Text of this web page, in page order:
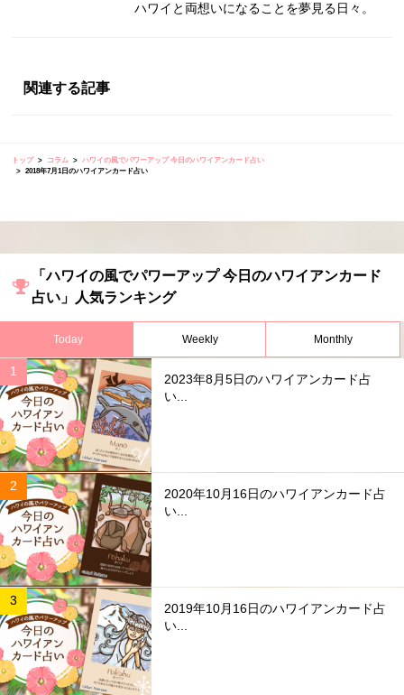
ハワイと両想いになることを夢見る日々。
関連する記事
トップ コラム
ハワイの風でパワーアップ 今日のハワイアンカード占い
2018年7月1日のハワイアンカード占い
「ハワイの風でパワーアップ 今日のハワイアンカード
占い」人気ランキング
Today Weekly Monthly
2023年8月5日のハワイアンカード占
い...
2020年10月16日のハワイアンカード占
い...
2019年10月16日のハワイアンカード占
い...